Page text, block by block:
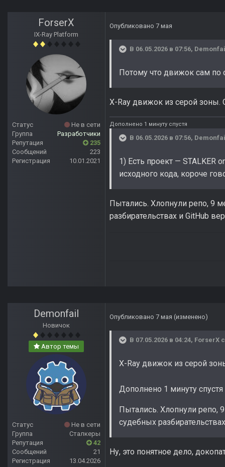
ForserX
IX-Ray Platform
Статус
Не в сети
Группа
Разработчики
Репутация
235
Сообщений
223
Регистрация
10.01.2021
Опубликовано 7 мая
В 06.05.2026 в 07:56,
Потому что движок сам по
X-Ray движок из серой зоны.
Дополнено 1 минуту спустя
В 06.05.2026 в 07:56,
1) Есть проект — STALKER
исходного кода, короче
Пытались. Хлопнули репо, 9
разбирательствах и GitHub
Demonfail
Новичок
Автор темы
Статус
Не в сети
Группа
Сталкеры
Репутация
42
Сообщений
21
Регистрация
13.04.2026
Опубликовано 7 мая (изменено)
В 07.05.2026 в 04:24, ForserX
X-Ray движок из серой
Дополнено 1 минуту спустя
Пытались. Хлопнули репо,
судебных
Ну, это понятное дело,